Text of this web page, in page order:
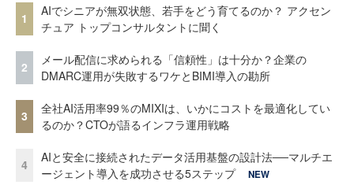
1
AIでシニアが無双状態、若手をどう育てるのか？ アクセン
チュア トップコンサルタントに聞く
2
メール配信に求められる「信頼性」は十分か？企業の
DMARC運用が失敗するワケとBIMI導入の勘所
3
全社AI活用率99％のMIXIは、いかにコストを最適化してい
るのか？CTOが語るインフラ運用戦略
4
AIと安全に接続されたデータ活用基盤の設計法──マルチエ
ージェント導入を成功させる5ステップ
NEW